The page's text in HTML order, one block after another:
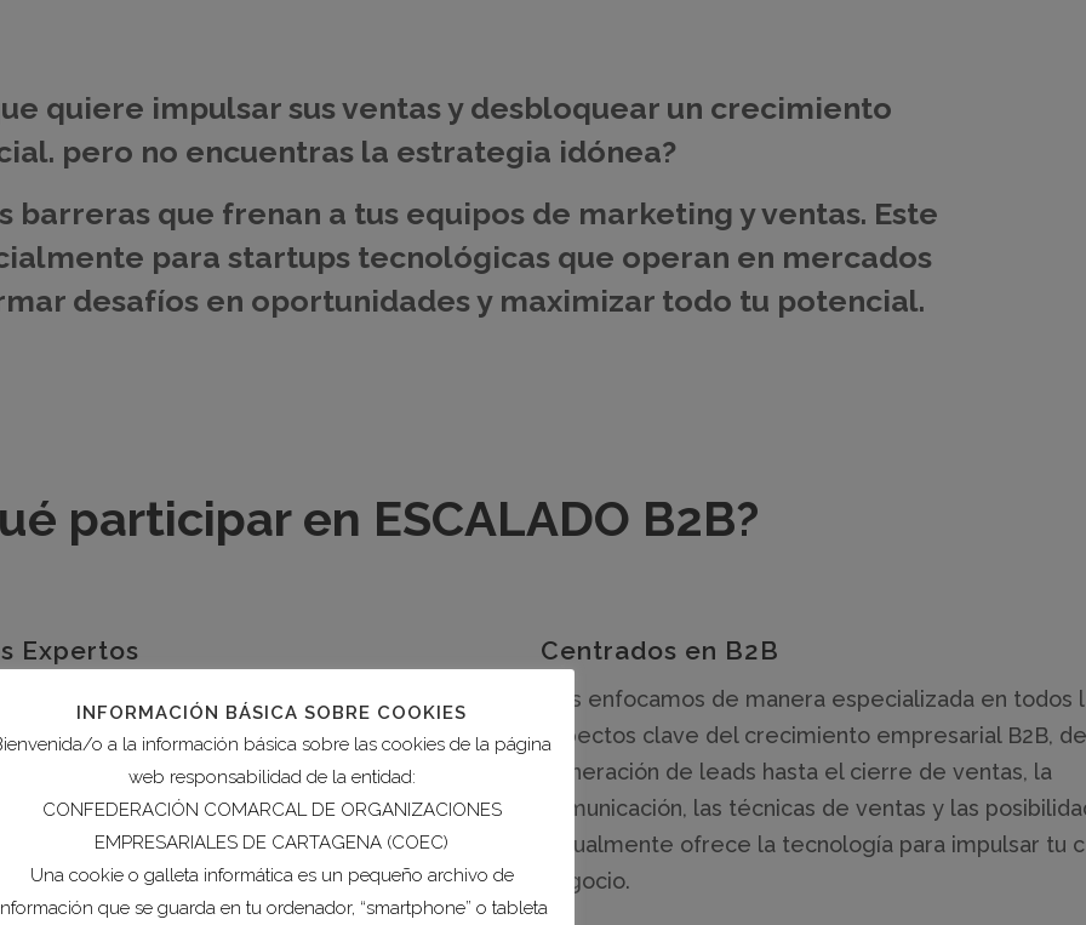
quiere impulsar sus ventas y desbloquear un crecimiento
pero no encuentras la estrategia idónea?
barreras que frenan a tus equipos de marketing y ventas. Este
para startups tecnológicas que operan en mercados
desafíos en oportunidades y maximizar todo tu potencial.
participar en ESCALADO B2B?
Expertos
valor!. El equipo de expertos del Programa,
en el ámbito B2B, te proporcionarán
así como las claves para adoptar
idóneas para conseguir el éxito en
de comercialización.
Centrados en B2B
Nos enfocamos de manera especializada en todos
aspectos clave del crecimiento empresarial B2B,
generación de leads hasta el cierre de ventas, la
comunicación, las técnicas de ventas y las
actualmente ofrece la tecnología para impulsar tu
negocio.
INFORMACIÓN BÁSICA SOBRE COOKIES
o a la información básica sobre las cookies de la página
web responsabilidad de la entidad:
CONFEDERACIÓN COMARCAL DE ORGANIZACIONES
EMPRESARIALES DE CARTAGENA (COEC)
Una cookie o galleta informática es un pequeño archivo de
que se guarda en tu ordenador, “smartphone” o tableta